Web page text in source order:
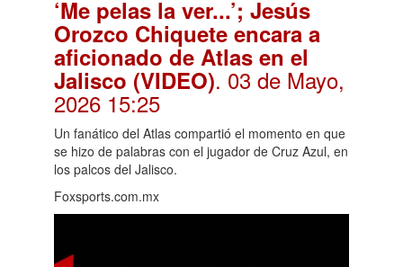
‘Me pelas la ver...’; Jesús
Orozco Chiquete encara a
aficionado de Atlas en el
Jalisco (VIDEO). 03 de Mayo,
2026 15:25
Un fanático del Atlas compartió el momento en que
se hizo de palabras con el jugador de Cruz Azul, en
los palcos del Jalisco.
Foxsports.com.mx